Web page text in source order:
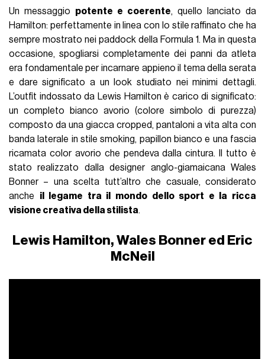
Un messaggio potente e coerente, quello lanciato da
Hamilton: perfettamente in linea con lo stile raffinato che ha
sempre mostrato nei paddock della Formula 1. Ma in questa
occasione, spogliarsi completamente dei panni da atleta
era fondamentale per incarnare appieno il tema della serata
e dare significato a un look studiato nei minimi dettagli.
L’outfit indossato da Lewis Hamilton è carico di significato:
un completo bianco avorio (colore simbolo di purezza)
composto da una giacca cropped, pantaloni a vita alta con
banda laterale in stile smoking, papillon bianco e una fascia
ricamata color avorio che pendeva dalla cintura. Il tutto è
stato realizzato dalla designer anglo-giamaicana Wales
Bonner – una scelta tutt’altro che casuale, considerato
anche il legame tra il mondo dello sport e la ricca
visione creativa della stilista.
Lewis Hamilton, Wales Bonner ed Eric
McNeil